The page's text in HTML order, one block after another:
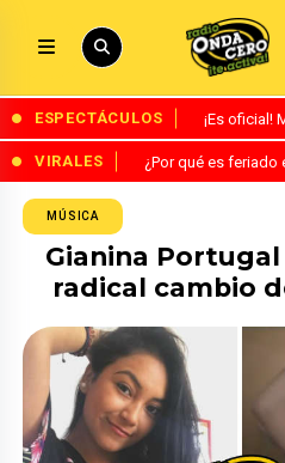
ESPECTÁCULOS ¡Es oficial!
VIRALES ¿Por qué es feriado
MÚSICA
Gianina
radical cambio